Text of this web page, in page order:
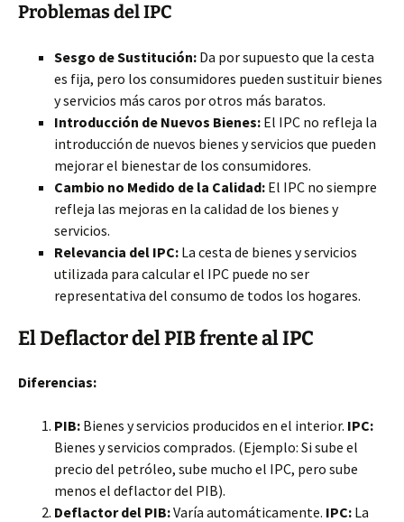
Problemas del IPC
Sesgo de Sustitución: Da por supuesto que la cesta
es fija, pero los consumidores pueden sustituir bienes
y servicios más caros por otros más baratos.
Introducción de Nuevos Bienes: El IPC no refleja la
introducción de nuevos bienes y servicios que pueden
mejorar el bienestar de los consumidores.
Cambio no Medido de la Calidad: El IPC no siempre
refleja las mejoras en la calidad de los bienes y
servicios.
Relevancia del IPC: La cesta de bienes y servicios
utilizada para calcular el IPC puede no ser
representativa del consumo de todos los hogares.
El Deflactor del PIB frente al IPC
Diferencias:
PIB: Bienes y servicios producidos en el interior. IPC:
Bienes y servicios comprados. (Ejemplo: Si sube el
precio del petróleo, sube mucho el IPC, pero sube
menos el deflactor del PIB).
Deflactor del PIB:Varía automáticamente. IPC: La